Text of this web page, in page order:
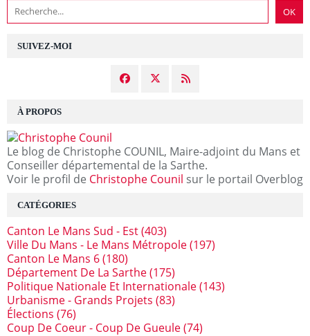
SUIVEZ-MOI
À PROPOS
Le blog de Christophe COUNIL, Maire-adjoint du Mans et
Conseiller départemental de la Sarthe.
Voir le profil de Christophe Counil sur le portail Overblog
CATÉGORIES
Canton Le Mans Sud - Est(403)
Ville Du Mans - Le Mans Métropole(197)
Canton Le Mans 6(180)
Département De La Sarthe(175)
Politique Nationale Et Internationale(143)
Urbanisme - Grands Projets (83)
Élections (76)
Coup De Coeur - Coup De Gueule(74)